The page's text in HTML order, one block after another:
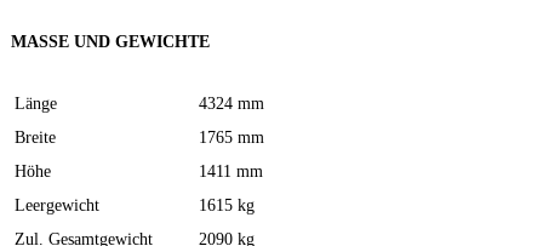
MASSE UND GEWICHTE
Länge
4324 mm
Breite
1765 mm
Höhe
1411 mm
Leergewicht
1615 kg
Zul. Gesamtgewicht
2090 kg